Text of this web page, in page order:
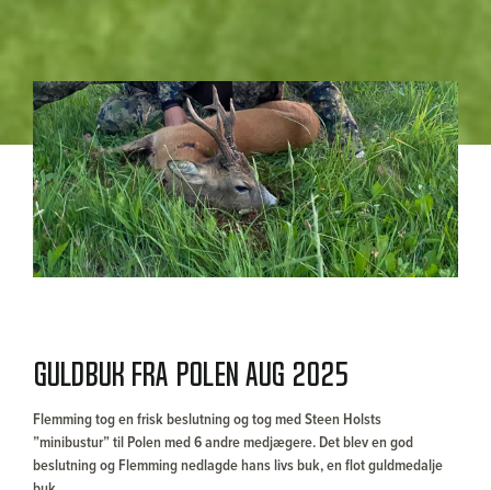
Guldbuk fra Polen Aug 2025
Flemming tog en frisk beslutning og tog med Steen Holsts
”minibustur” til Polen med 6 andre medjægere. Det blev en god
beslutning og Flemming nedlagde hans livs buk, en flot guldmedalje